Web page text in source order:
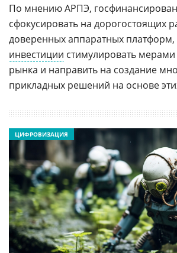
По мнению АРПЭ,
сфокусировать на дорогостоящих
доверенных аппаратных платформ,
инвестиции стимулировать
рынка и направить на создание
прикладных решений на основе
ЦИФРОВИЗАЦИЯ